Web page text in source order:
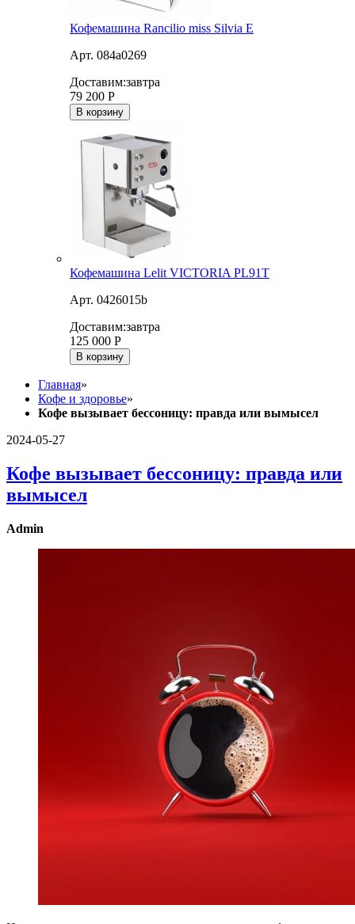
Кофемашина Rancilio miss Silvia E
Арт. 084a0269
Доставим:завтра
79 200 Р
В корзину
Кофемашина Lelit VICTORIA PL91T
Арт. 0426015b
Доставим:завтра
125 000 Р
В корзину
Главная»
Кофе и здоровье»
Кофе вызывает бессоницу: правда или вымысел
2024-05-27
Кофе вызывает бессоницу: правда или
вымысел
Admin